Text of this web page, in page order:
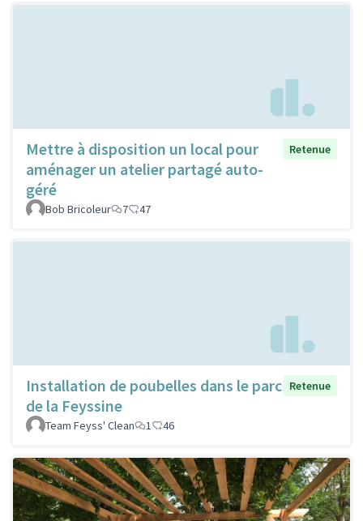
Mettre à disposition un local pour
aménager un atelier partagé auto-
géré
Retenue
Bob Bricoleur 7 47
Installation de poubelles dans le parc
de la Feyssine
Retenue
Team Feyss' Clean 1 46